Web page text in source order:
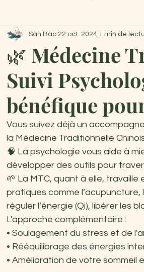
🌿 Médecine
Suivi
bénéfique
San Bao 22 oct. 2024 1 min de
Vous suivez déjà un
la Médecine Traditionnelle
🧠 La psychologie vous aide à
développer des outils pour
🌱 La MTC, quant à elle,
pratiques comme
réguler l’énergie (Qi), libérer les
L'approche complémentaire :
• Soulagement du stress et de
• Rééquilibrage des énergies
• Amélioration de votre